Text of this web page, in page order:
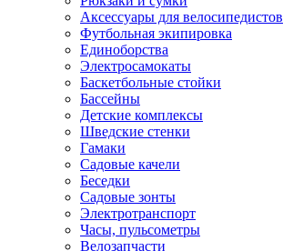
Аксессуары для велосипедистов
Футбольная экипировка
Единоборства
Электросамокаты
Баскетбольные стойки
Бассейны
Детские комплексы
Шведские стенки
Гамаки
Садовые качели
Беседки
Садовые зонты
Электротранспорт
Часы, пульсометры
Велозапчасти